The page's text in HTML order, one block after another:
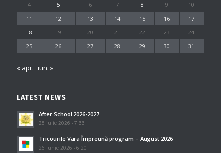
4
5 6 7 8 9
10
11
12 13 14 15 16
17
18
19 20 21 22 23
24
25
26 27 28 29 30 31
« apr. iun. »
LATEST NEWS
After School 2026-2027
28 iulie 2026 - 7:33
Tricourile Vara Împreună program – August 2026
26 iunie 2026 - 6:20